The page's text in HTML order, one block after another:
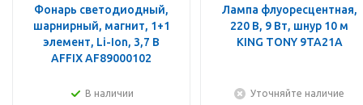
Фонарь светодиодный,
шарнирный, магнит, 1+1
элемент, Li-Ion, 3,7 В
AFFIX AF89000102
В наличии
Лампа флуоресцентная,
220 В, 9 Вт, шнур 10 м
KING TONY 9TA21A
Уточняйте наличие